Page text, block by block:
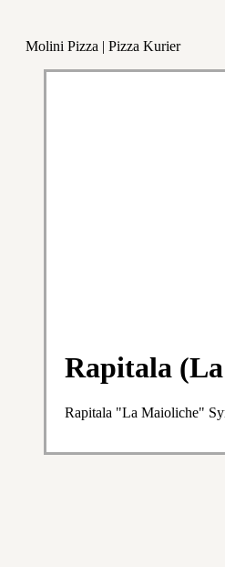
Molini Pizza | Pizza Kurier
Rapitala
Rapitala "La Maioliche"